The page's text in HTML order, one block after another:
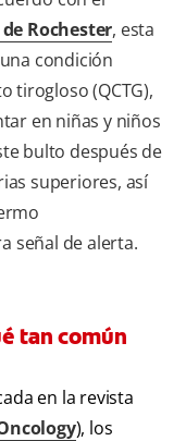
Rochester, esta
condición
tirogloso (QCTG),
en niñas y niños
bulto después de
superiores, así
señal de alerta.
tan común
en la revista
), los